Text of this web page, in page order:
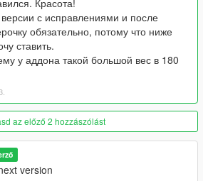
Красота!
с исправлениями и после
обязательно, потому что ниже
ставить.
у аддона такой большой вес в 180
az előző 2 hozzászólást
version